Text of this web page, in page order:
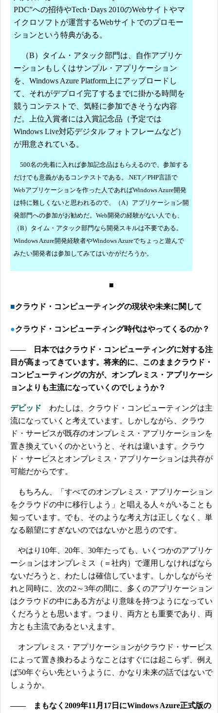
PDC”への招待やTech･Days 2010のWebサイトやマ
イクロソフトが運営するWebサイトでのプロモー
ションという特典がある。
（B）タイム・アタック部門は、自作アプリケ
ーションもしくはサンプル・アプリケーション
を、Windows Azure Platform上にアップロードし
て、それがデプロイ完了するまでに掛かる時間を
競うコンテストで、気軽に参加できそうな内容
だ。上位入賞者には入賞記念品（予定では
Windows Live対応デジタル フォトフレームなど）
が用意されている。
500名の先着に入れば参加記念品はもらえるので、参加する
だけでも意義があるコンテストである。.NET／PHP言語で
Webアプリケーションを作った人であればWindows Azure開発
は特に難しくないと思われるので、（A）アプリケーション開
発部門への参加がお勧めだ。Web開発の経験がない人でも、
（B）タイム・アタック部門なら開発スキルは不要である。
Windows Azure開発経験者やWindows Azureでちょっと遊んで
みたい開発者は参加してみてはいかがだろうか。
■
■クラウド・コンピューティングの現状や未来に関して
●クラウド・コンピューティング時代はやってくるのか？
―― 日本ではクラウド・コンピューティングに対する注
目が高まってきています。将来的に、このままクラウド・
コンピューティングの方が、オンプレミス・アプリケーシ
ョンよりも主流になっていくのでしょうか？
デビッド わたしは、クラウド・コンピューティングは主
流になっていくと考えています。しかしながら、クラウ
ド・サービスが既存のオンプレミス・アプリケーションを
置き換えていくのかというと、それは違います。クラウ
ド・サービスとオンプレミス・アプリケーションは共存が
可能だからです。
もちろん、「すべてのオンプレミス・アプリケーション
をクラウドの中に移行しよう」と唱える人々がいることも
知っています。でも、そのような考え方は正しくなく、単
なる願望にすぎないのではないかと思うのです。
やはり10年、20年、30年たっても、いくつかのアプリケ
ーションはオンプレミス（＝社内）で運用しなければなら
ないだろうと、わたしは確信しています。しかしながらそ
れと同時に、次の2～3年の間に、多くのアプリケーション
はクラウドの中にある方がより意味を持つようになってい
くだろうとも思います。つまり、両方とも重要であり、両
方とも主流であるといえます。
オンプレミス・アプリケーションがクラウド・サービス
によって置き換わるようなことはすぐには起こらず、例え
ば50年ぐらい先というように、かなり未来の話ではないで
しょうか。
―― まもなく2009年11月17日にWindows Azure正式版の